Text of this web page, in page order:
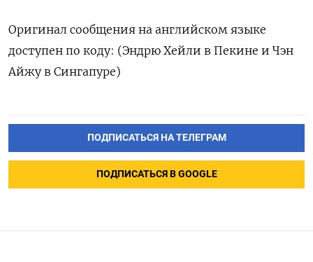
Оригинал сообщения на английском языке
доступен по коду: (Эндрю Хейли в Пекине и Чэн
Айжу в Сингапуре)
ПОДПИСАТЬСЯ НА ТЕЛЕГРАМ
ПОДПИСАТЬСЯ В GOOGLE